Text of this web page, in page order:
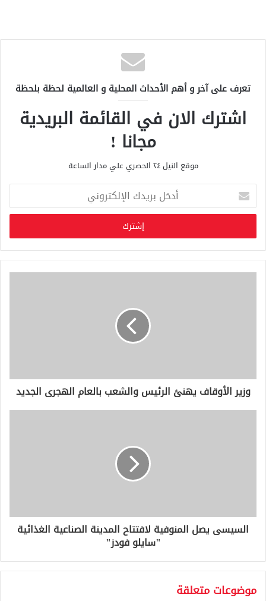
تعرف على آخر و أهم الأحداث المحلية و العالمية لحظة بلحظة
اشترك الان في القائمة البريدية
مجانا !
موقع النيل ٢٤ الحصري علي مدار الساعة
خ
ب
ر
ي
د
ر
ي
وزير الأوقاف يهنئ الرئيس والشعب بالعام الهجرى الجديد
السيسى يصل المنوفية لافتتاح المدينة الصناعية الغذائية
"سايلو فودز"
موضوعات متعلقة